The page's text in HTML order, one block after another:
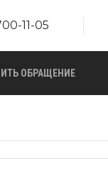
11-05
ОБРАЩЕНИЕ